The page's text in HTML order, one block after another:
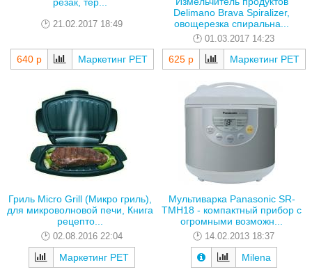
21.02.2017 18:49
640 р Маркетинг РЕТ
Delimano Brava Spiralizer,
овощерезка спиральна...
01.03.2017 14:23
625 р Маркетинг РЕТ
Гриль Micro Grill (Микро гриль),
для микроволновой печи, Книга
рецепто...
02.08.2016 22:04
Маркетинг РЕТ
Мультиварка Panasonic SR-
TMH18 - компактный прибор с
огромными возможн...
14.02.2013 18:37
Milena